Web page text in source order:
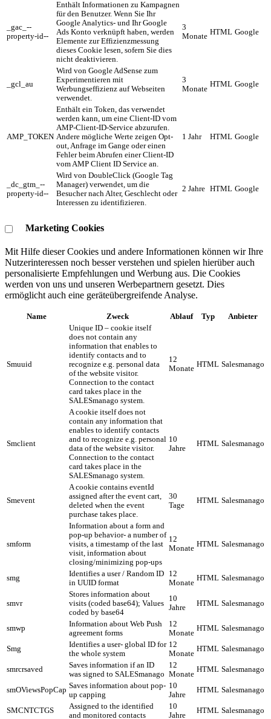
_gac_--
property-id--
Enthält Informationen zu Kampagnen
für den Benutzer. Wenn Sie Ihr
Google Analytics- und Ihr Google
Ads Konto verknüpft haben, werden
Elemente zur Effizienzmessung
dieses Cookie lesen, sofern Sie dies
nicht deaktivieren.
3
Monate HTML Google
_gcl_au
Wird von Google AdSense zum
Experimentieren mit
Werbungseffizienz auf Webseiten
verwendet.
3
Monate
HTML Google
AMP_TOKEN
Enthält ein Token, das verwendet
werden kann, um eine Client-ID vom
AMP-Client-ID-Service abzurufen.
Andere mögliche Werte zeigen Opt-
out, Anfrage im Gange oder einen
Fehler beim Abrufen einer Client-ID
vom AMP Client ID Service an.
1 Jahr HTML Google
_dc_gtm_--
property-id--
Wird von DoubleClick (Google Tag
Manager) verwendet, um die
Besucher nach Alter, Geschlecht oder
Interessen zu identifizieren.
2 Jahre HTML Google
Marketing Cookies
Mit Hilfe dieser Cookies und andere Informationen können wir Ihre
Nutzerinteressen noch besser verstehen und spielen hierüber auch
personalisierte Empfehlungen und Werbung aus. ​Die Cookies
werden von uns und unseren Werbepartnern gesetzt. Dies
ermöglicht auch eine geräteübergreifende Analyse.
Name Zweck Ablauf Typ Anbieter
Smuuid
Unique ID – cookie itself
does not contain any
information that enables to
identify contacts and to
recognize e.g. personal data
of the website visitor.
Connection to the contact
card takes place in the
SALESmanago system.
12
Monate HTML Salesmanago
Smclient
A cookie itself does not
contain any information that
enables to identify contacts
and to recognize e.g. personal
data of the website visitor.
Connection to the contact
card takes place in the
SALESmanago system.
10
Jahre
HTML Salesmanago
Smevent
A cookie contains eventId
assigned after the event cart,
deleted when the event
purchase takes place.
30
Tage
HTML Salesmanago
smform
Information about a form and
pop-up behavior- a number of
visits, a timestamp of the last
visit, information about
closing/minimizing pop-ups
12
Monate HTML Salesmanago
smg
Identifies a user / Random ID
in UUID format
12
Monate
HTML Salesmanago
smvr
Stores information about
visits (coded base64); Values
coded by base64
10
Jahre
HTML Salesmanago
smwp
Information about Web Push
agreement forms
12
Monate
HTML Salesmanago
Smg
Identifies a user- global ID for
the whole system
12
Monate
HTML Salesmanago
smrcrsaved
Saves information if an ID
was signed to SALESmanago
12
Monate
HTML Salesmanago
smOViewsPopCap Saves information about pop-
up capping
10
Jahre
HTML Salesmanago
SMCNTCTGS
Assigned to the identified
and monitored contacts
10
Jahre
HTML Salesmanago